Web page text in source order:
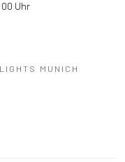
Uhr
MUNICH